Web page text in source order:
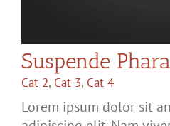
Suspende
Cat 2, Cat 3, Cat 4
Lorem ipsum dolor sit